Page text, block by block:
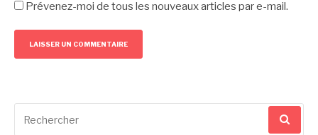
Prévenez-moi de tous les nouveaux articles par e-mail.
pour